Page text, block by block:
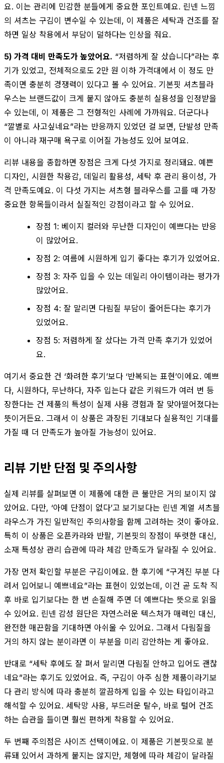
요. 이는 관리에 민감한 분들에게 중요한 포인트예요. 린넨 느낌
의 셔츠는 구김이 변수일 수 있는데, 이 제품은 세탁과 건조를 잘
하면 일상 착용에서 부담이 덜하다는 인상을 줘요.
5) 가격 대비 만족도가 높았어요. “저렴하게 잘 샀습니다”라는 후
기가 있었고, 전체적으로도 2만 원 이하 가격대에서 이 정도 만
족이면 충분히 경쟁력이 있다고 볼 수 있어요. 기본핏 셔츠블라
우스는 브랜드값이 크게 붙지 않아도 충분히 실용성을 인정받을
수 있는데, 이 제품은 그 전형적인 사례에 가까워요. 더군다나
“깔별로 사고싶네요”라는 반응까지 있었던 걸 보면, 단발성 만족
이 아니라 재구매 욕구로 이어질 가능성도 있어 보여요.
리뷰 내용을 종합하면 장점은 크게 다섯 가지로 정리돼요. 예쁜
디자인, 시원한 착용감, 데일리 활용성, 세탁 후 관리 용이성, 가
격 만족도예요. 이 다섯 가지는 셔츠형 블라우스를 고를 때 가장
중요한 항목들이라서 실질적인 강점이라고 할 수 있어요.
장점 1: 베이지 컬러와 무난한 디자인이 예쁘다는 반응
이 많았어요.
장점 2: 여름에 시원하게 입기 좋다는 후기가 있었어요.
장점 3: 자주 입을 수 있는 데일리 아이템이라는 평가가
많았어요.
장점 4: 잘 말리면 다림질 부담이 줄어든다는 후기가
있었어요.
장점 5: 저렴하게 잘 샀다는 가격 만족 후기가 있었어
요.
여기서 중요한 건 ‘화려한 후기’보다 ‘반복되는 표현’이에요. 예쁘
다, 시원하다, 무난하다, 자주 입는다 같은 키워드가 여러 번 등
장한다는 건 제품의 특성이 실제 사용 경험과 잘 맞아떨어졌다는
뜻이거든요. 그래서 이 상품은 과장된 기대보다 실용적인 기대를
가질 때 더 만족도가 높아질 가능성이 있어요.
리뷰 기반 단점 및 주의사항
실제 리뷰를 살펴보면 이 제품에 대한 큰 불만은 거의 보이지 않
았어요. 다만, ‘아예 단점이 없다’고 보기보다는 린넨 계열 셔츠블
라우스가 가진 일반적인 주의사항을 함께 고려하는 것이 좋아요.
특히 이 상품은 오픈카라와 반팔, 기본핏의 장점이 뚜렷한 대신,
소재 특성상 관리 습관에 따라 체감 만족도가 달라질 수 있어요.
가장 먼저 확인할 부분은 구김이에요. 한 후기에 “구겨진 부분 다
려서 입어보니 예쁘네요”라는 표현이 있었는데, 이건 곧 도착 직
후 바로 입기보다는 한 번 손질해 주면 더 예쁘다는 뜻으로 읽을
수 있어요. 린넨 감성 원단은 자연스러운 텍스처가 매력인 대신,
완전한 매끈함을 기대하면 아쉬울 수 있어요. 그래서 다림질을
거의 하지 않는 분이라면 이 부분을 미리 감안하는 게 좋아요.
반대로 “세탁 후에도 잘 펴서 말리면 다림질 안하고 입어도 괜찮
네요”라는 후기도 있었어요. 즉, 구김이 아주 심한 제품이라기보
다 관리 방식에 따라 충분히 깔끔하게 입을 수 있는 타입이라고
해석할 수 있어요. 세탁망 사용, 부드러운 탈수, 바로 털어 건조
하는 습관을 들이면 훨씬 편하게 착용할 수 있어요.
두 번째 주의점은 사이즈 선택이에요. 이 제품은 기본핏으로 분
류돼 있어서 과하게 붙지는 않지만, 체형에 따라 체감이 달라질